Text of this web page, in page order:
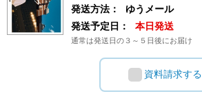
発送方法：
ゆうメール
発送予定日：
本日発送
通常は発送日の３～５日後にお届け
資料請求する